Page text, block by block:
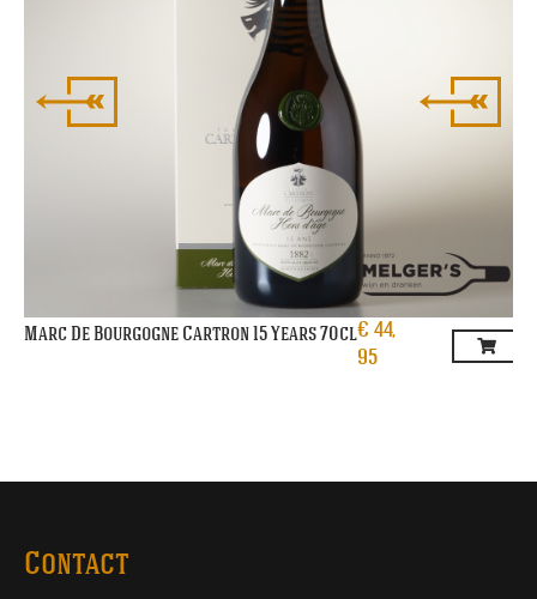
Marc De Bourgogne Cartron 15 Years 70cl€ 44,
95
Contact